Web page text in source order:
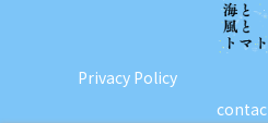
Privacy Policy